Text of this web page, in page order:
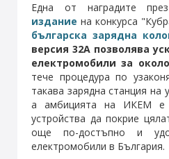
Една от наградите
издание на конкурса
българска зарядна
версия 32А позволява
електромобили за
тече процедура по
такава зарядна станция на
а амбицията на ИКЕМ е
устройства да покрие
още по-достъпно и
електромобили в България.